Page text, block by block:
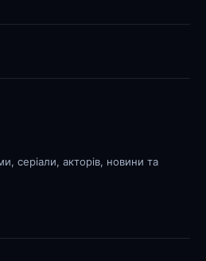
серіали, акторів, новини та